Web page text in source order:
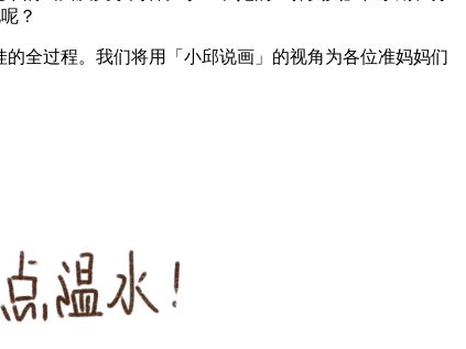
？
全过程。我们将用「小邱说画」的视角为各位准妈妈们